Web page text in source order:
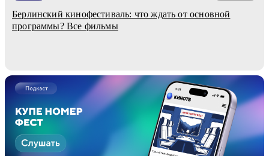
Берлинский кинофестиваль: что ждать от основной
программы? Все фильмы